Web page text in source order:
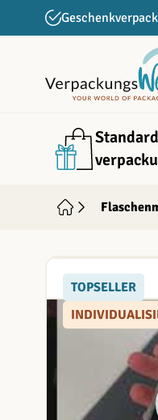
Direkt zum Inhalt
TOPSELLER